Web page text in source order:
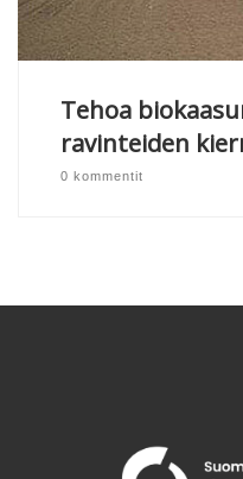
Tehoa
ravinteiden
0 kommentit